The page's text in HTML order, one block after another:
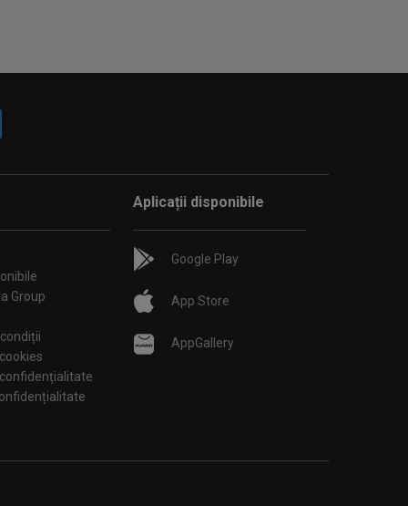
Group
de confidențialitate
Aplicații disponibile
Google Play
App Store
AppGallery